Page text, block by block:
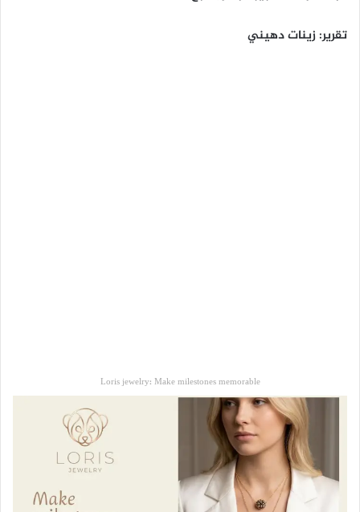
تقرير: زينات دهيني
Loris jewelry: Make milestones memorable